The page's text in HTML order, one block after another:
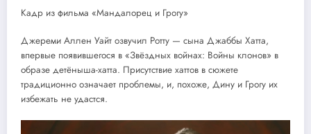
Кадр из фильма «Мандалорец и Грогу»
Джереми Аллен Уайт озвучил Ротту — сына Джаббы Хатта,
впервые появившегося в «Звёздных войнах: Войны клонов» в
образе детёныша-хатта. Присутствие хаттов в сюжете
традиционно означает проблемы, и, похоже, Дину и Грогу их
избежать не удастся.